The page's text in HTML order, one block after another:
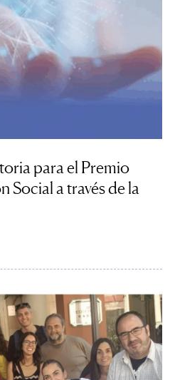
para el Premio
Social a través de la